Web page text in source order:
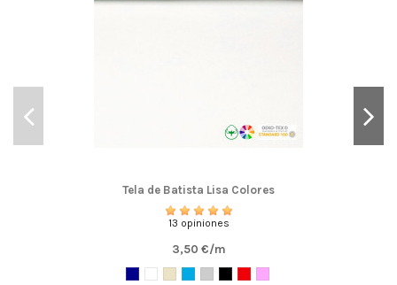
Tela de Batista Lisa Colores
13 opiniones
3,50 €/m